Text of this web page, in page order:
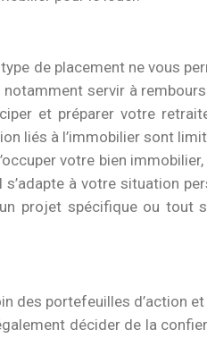
de placement ne vous
servir à
et préparer votre
liés à l’immobilier sont
votre bien
à votre situation
projet spécifique ou
portefeuilles d’action
décider de la